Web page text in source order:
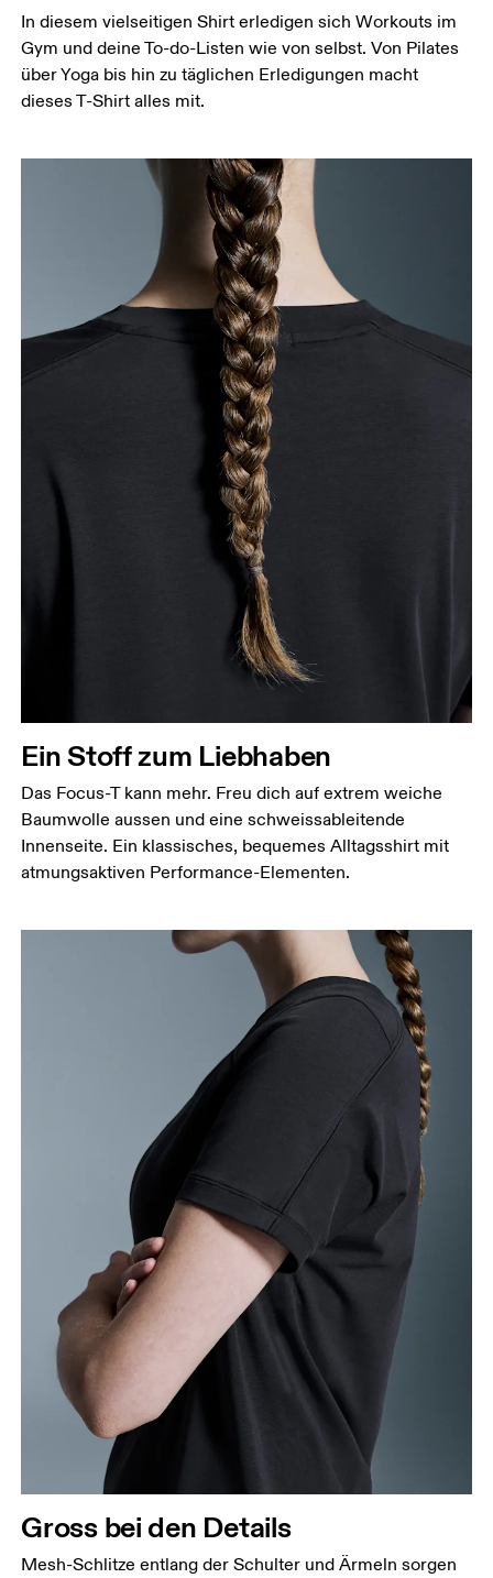
Miss um die breiteste Stelle deiner Hüfte herum.
In diesem vielseitigen Shirt erledigen sich Workouts im
Gym und deine To-do-Listen wie von selbst. Von Pilates
über Yoga bis hin zu täglichen Erledigungen macht
dieses T-Shirt alles mit.
Ein Stoff zum Liebhaben
Das Focus-T kann mehr. Freu dich auf extrem weiche
Baumwolle aussen und eine schweissableitende
Innenseite. Ein klassisches, bequemes Alltagsshirt mit
atmungsaktiven Performance-Elementen.
Gross bei den Details
Mesh-Schlitze entlang der Schulter und Ärmeln sorgen